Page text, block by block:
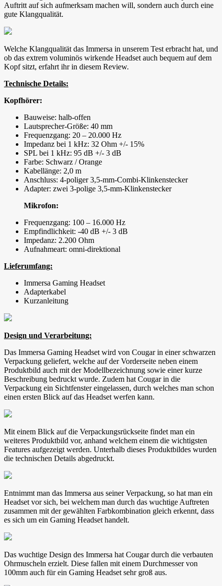
Auftritt auf sich aufmerksam machen will, sondern auch durch eine
gute Klangqualität.
Welche Klangqualität das Immersa in unserem Test erbracht hat, und
ob das extrem voluminös wirkende Headset auch bequem auf dem
Kopf sitzt, erfahrt ihr in diesem Review.
Technische Details:
Kopfhörer:
Bauweise: halb-offen
Lautsprecher-Größe: 40 mm
Frequenzgang: 20 – 20.000 Hz
Impedanz bei 1 kHz: 32 Ohm +/- 15%
SPL bei 1 kHz: 95 dB +/- 3 dB
Farbe: Schwarz / Orange
Kabellänge: 2,0 m
Anschluss: 4-poliger 3,5-mm-Combi-Klinkenstecker
Adapter: zwei 3-polige 3,5-mm-Klinkenstecker
Mikrofon:
Frequenzgang: 100 – 16.000 Hz
Empfindlichkeit: -40 dB +/- 3 dB
Impedanz: 2.200 Ohm
Aufnahmeart: omni-direktional
Lieferumfang:
Immersa Gaming Headset
Adapterkabel
Kurzanleitung
Design und Verarbeitung:
Das Immersa Gaming Headset wird von Cougar in einer schwarzen
Verpackung geliefert, welche auf der Vorderseite neben einem
Produktbild auch mit der Modellbezeichnung sowie einer kurze
Beschreibung bedruckt wurde. Zudem hat Cougar in die
Verpackung ein Sichtfenster eingelassen, durch welches man schon
einen ersten Blick auf das Headset werfen kann.
Mit einem Blick auf die Verpackungsrückseite findet man ein
weiteres Produktbild vor, anhand welchem einem die wichtigsten
Features aufgezeigt werden. Unterhalb dieses Produktbildes wurden
die technischen Details abgedruckt.
Entnimmt man das Immersa aus seiner Verpackung, so hat man ein
Headset vor sich, bei welchem man durch das wuchtige Auftreten
zusammen mit der gewählten Farbkombination gleich erkennt, dass
es sich um ein Gaming Headset handelt.
Das wuchtige Design des Immersa hat Cougar durch die verbauten
Ohrmuscheln erzielt. Diese fallen mit einem Durchmesser von
100mm auch für ein Gaming Headset sehr groß aus.